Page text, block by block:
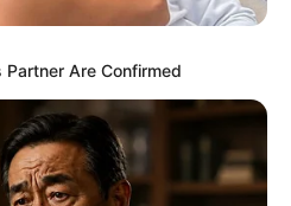
Are Confirmed